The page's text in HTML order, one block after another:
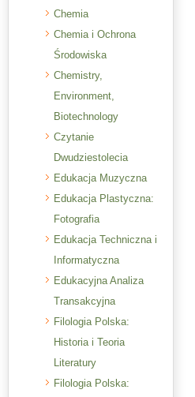
Chemia
Chemia i Ochrona
Środowiska
Chemistry,
Environment,
Biotechnology
Czytanie
Dwudziestolecia
Edukacja Muzyczna
Edukacja Plastyczna:
Fotografia
Edukacja Techniczna i
Informatyczna
Edukacyjna Analiza
Transakcyjna
Filologia Polska:
Historia i Teoria
Literatury
Filologia Polska: